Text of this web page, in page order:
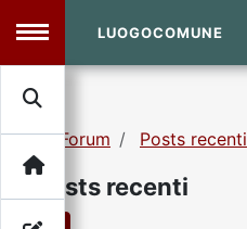
MENU
Search
LUOGOCOMUNE
Forum Posts recenti
Posts recenti